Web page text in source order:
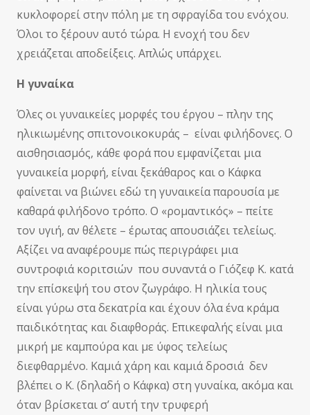
κυκλοφορεί στην πόλη με τη σφραγίδα του ενόχου.
Όλοι το ξέρουν αυτό τώρα. Η ενοχή του δεν
χρειάζεται αποδείξεις. Απλώς υπάρχει.
Η γυναίκα
Όλες οι γυναικείες μορφές του έργου – πλην της
ηλικιωμένης σπιτονοικοκυράς – είναι φιλήδονες. Ο
αισθησιασμός, κάθε φορά που εμφανίζεται μια
γυναικεία μορφή, είναι ξεκάθαρος και ο Κάφκα
φαίνεται να βιώνει εδώ τη γυναικεία παρουσία με
καθαρά φιλήδονο τρόπο. Ο «ρομαντικός» – πείτε
τον υγιή, αν θέλετε – έρωτας απουσιάζει τελείως.
Αξίζει να αναφέρουμε πώς περιγράφει μια
συντροφιά κοριτσιών που συναντά ο Γιόζεφ Κ. κατά
την επίσκεψή του στον ζωγράφο. Η ηλικία τους
είναι γύρω στα δεκατρία και έχουν όλα ένα κράμα
παιδικότητας και διαφθοράς. Επικεφαλής είναι μια
μικρή με καμπούρα και με ύφος τελείως
διεφθαρμένο. Καμιά χάρη και καμιά δροσιά δεν
βλέπει ο Κ. (δηλαδή ο Κάφκα) στη γυναίκα, ακόμα και
όταν βρίσκεται σ’ αυτή την τρυφερή